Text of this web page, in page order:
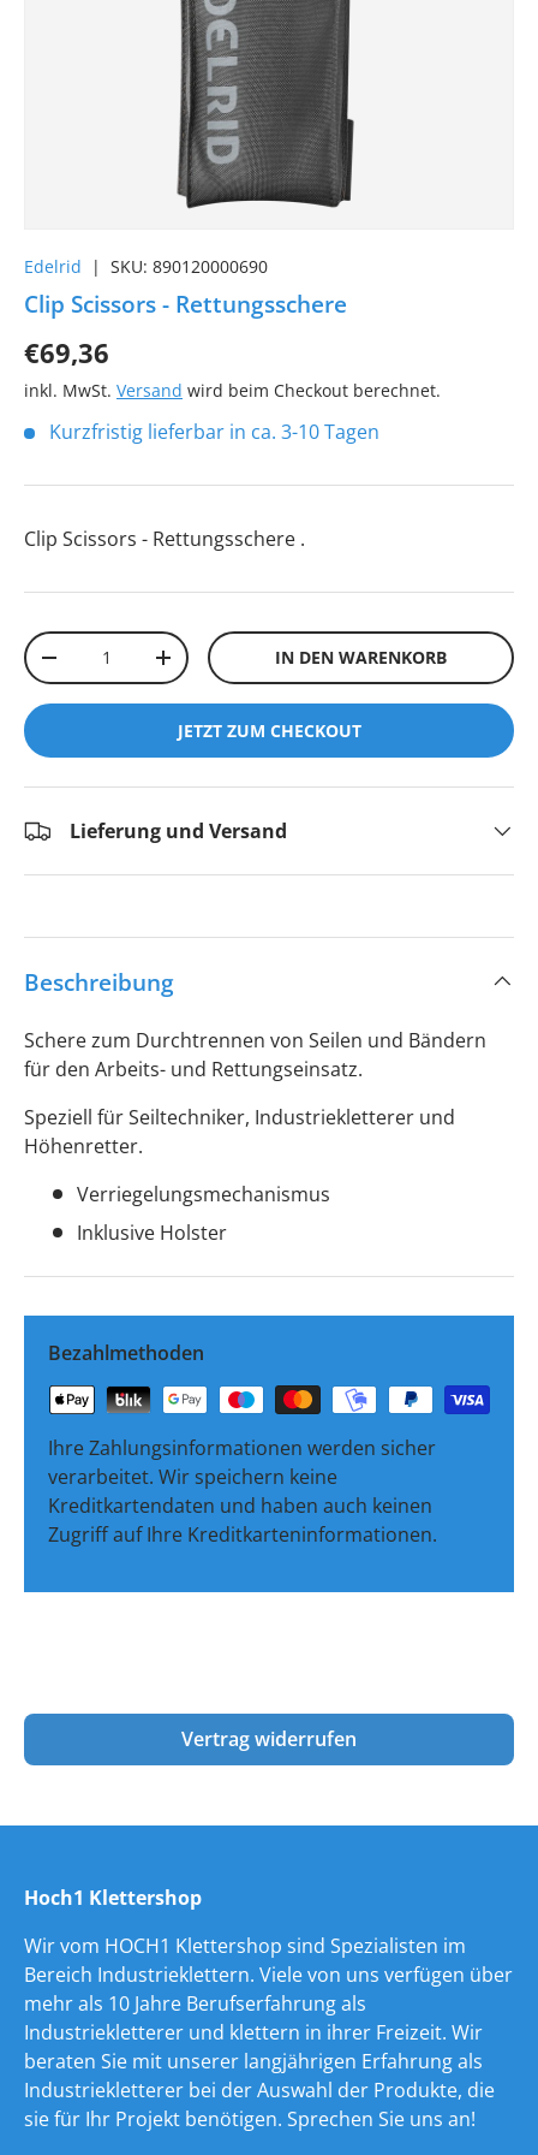
Edelrid | SKU: 890120000690
Clip Scissors - Rettungsschere
€69,36
inkl. MwSt. Versand wird beim Checkout berechnet.
Kurzfristig lieferbar in ca. 3-10 Tagen
Clip Scissors - Rettungsschere .
Anzahl
-
+ IN DEN WARENKORB
JETZT ZUM CHECKOUT
Lieferung und Versand
Beschreibung
Schere zum Durchtrennen von Seilen und Bändern
für den Arbeits- und Rettungseinsatz.
Speziell für Seiltechniker, Industriekletterer und
Höhenretter.
Verriegelungsmechanismus
Inklusive Holster
Bezahlmethoden
Ihre Zahlungsinformationen werden sicher
verarbeitet. Wir speichern keine
Kreditkartendaten und haben auch keinen
Zugriff auf Ihre Kreditkarteninformationen.
Vertrag widerrufen
Hoch1 Klettershop
Wir vom HOCH1 Klettershop sind Spezialisten im
Bereich Industrieklettern. Viele von uns verfügen über
mehr als 10 Jahre Berufserfahrung als
Industriekletterer und klettern in ihrer Freizeit. Wir
beraten Sie mit unserer langjährigen Erfahrung als
Industriekletterer bei der Auswahl der Produkte, die
sie für Ihr Projekt benötigen. Sprechen Sie uns an!